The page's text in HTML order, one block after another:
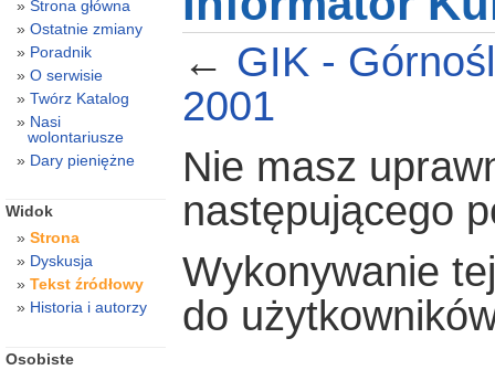
← GIK -
2001
Nie masz
następującego
Wykonywanie
do
Strona główna
Ostatnie zmiany
Poradnik
O serwisie
Twórz Katalog
Nasi
wolontariusze
Dary pieniężne
Widok
Strona
Dyskusja
Tekst źródłowy
Historia i autorzy
Osobiste